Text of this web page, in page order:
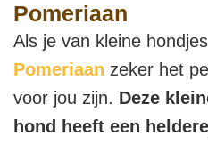
Pomeriaan
Als je van kleine
Pomeriaan zeker het
voor jou zijn. Deze
hond heeft een